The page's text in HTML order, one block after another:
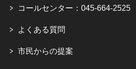
コールセンター：045-664-2525
よくある質問
市民からの提案